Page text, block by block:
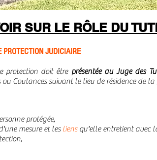
SUR LE RÔLE DU
JUDICIAIRE
protection doit être présentée au Juge des
Coutances suivant le lieu de résidence de la
protégée,
mesure et les liensqu'elle entretient avec